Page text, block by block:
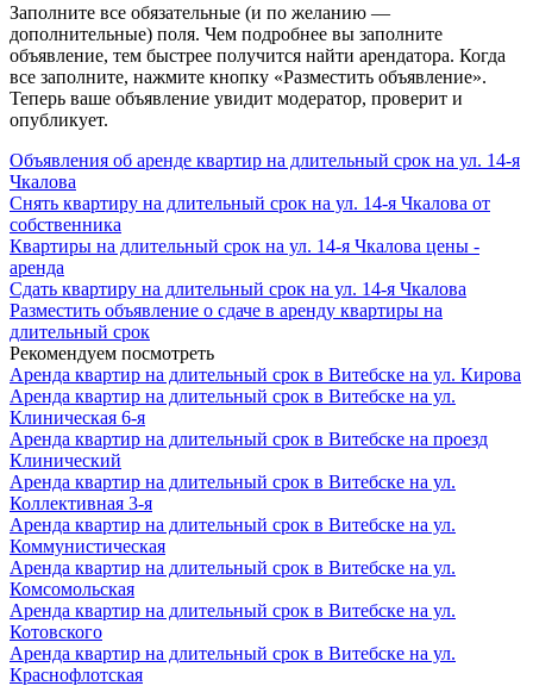
Заполните все обязательные (и по желанию —
дополнительные) поля. Чем подробнее вы заполните
объявление, тем быстрее получится найти арендатора. Когда
все заполните, нажмите кнопку «Разместить объявление».
Теперь ваше объявление увидит модератор, проверит и
опубликует.
Объявления об аренде квартир на длительный срок на ул. 14-я
Чкалова
Снять квартиру на длительный срок на ул. 14-я Чкалова от
собственника
Квартиры на длительный срок на ул. 14-я Чкалова цены -
аренда
Сдать квартиру на длительный срок на ул. 14-я Чкалова
Разместить объявление о сдаче в аренду квартиры на
длительный срок
Рекомендуем посмотреть
Аренда квартир на длительный срок в Витебске на ул. Кирова
Аренда квартир на длительный срок в Витебске на ул.
Клиническая 6-я
Аренда квартир на длительный срок в Витебске на проезд
Клинический
Аренда квартир на длительный срок в Витебске на ул.
Коллективная 3-я
Аренда квартир на длительный срок в Витебске на ул.
Коммунистическая
Аренда квартир на длительный срок в Витебске на ул.
Комсомольская
Аренда квартир на длительный срок в Витебске на ул.
Котовского
Аренда квартир на длительный срок в Витебске на ул.
Краснофлотская